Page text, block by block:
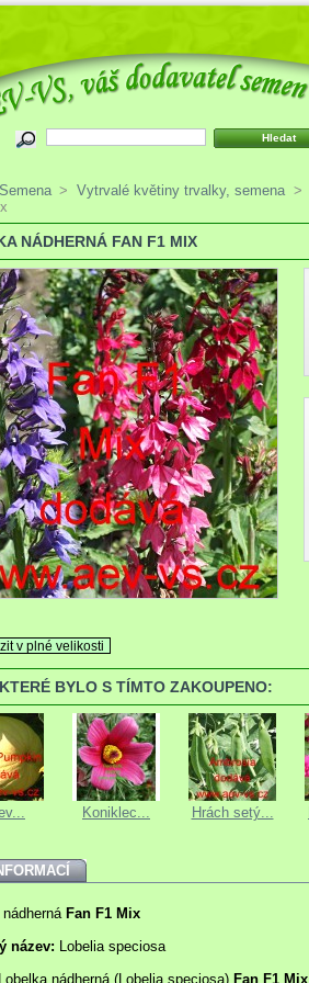
Semena > Vytrvalé květiny trvalky, semena >
NÁDHERNÁ FAN F1 MIX
v plné velikosti
BYLO S TÍMTO ZAKOUPENO:
Koniklec... Hrách setý...
nádherná Fan F1 Mix
název: Lobelia speciosa
Lobelka nádherná (Lobelia speciosa) Fan F1 Mix